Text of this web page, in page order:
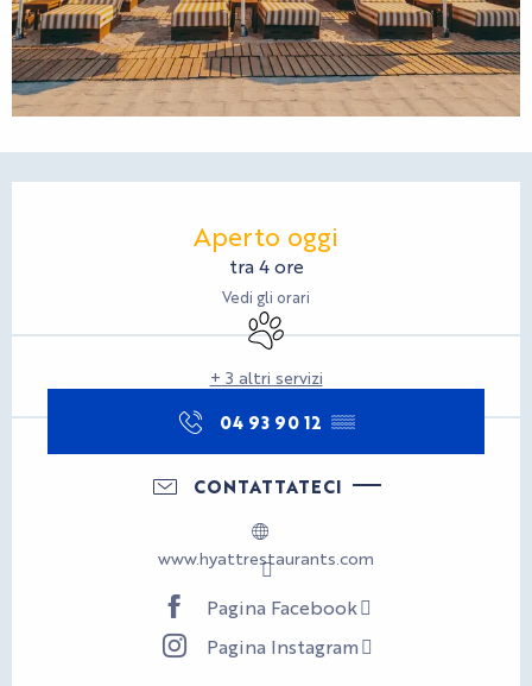
Aperto oggi
tra 4 ore
Vedi gli orari
Animali ammessi
+ 3 altri servizi
04 93 90 12 ▒▒
CONTATTATECI
www.hyattrestaurants.com
Pagina Facebook
Pagina Instagram